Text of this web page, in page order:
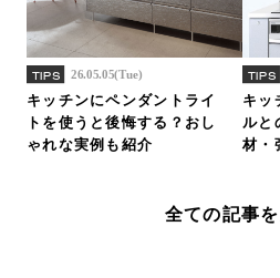
TIPS 26.05.05(Tue)
キッチンにペンダントライ
トを使うと後悔する？おし
ゃれな実例も紹介
TIPS
キッ
ルと
材・
全ての記事